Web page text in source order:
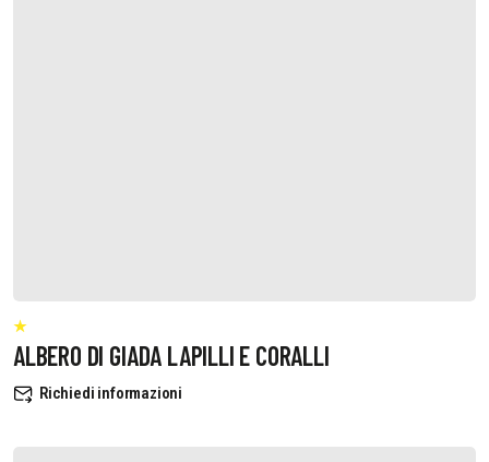
ALBERO DI GIADA LAPILLI E CORALLI
Richiedi informazioni